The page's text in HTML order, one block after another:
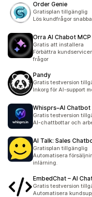
Order Genie
Gratisplan tillgänglig
Lös kundfrågor
Orra AI Chabot MCP
Gratis att installera
Förbättra
frågor
Pandy
Gratis testversion
Inkorg för AI-support
Whisprs–AI
Gratis testversion
AI-chattbottar och
AI Talk: Sales
Gratisplan tillgänglig
Automatisera
inlärning.
EmbedChat – AI
Gratis testversion
Automatisera